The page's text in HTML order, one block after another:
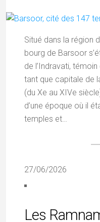
Situé dans la région
bourg de Barsoor
de l’Indravati,
tant que capitale de
(du Xe au XIVe
d’une époque où il
temples et…
27/06/2026
Les